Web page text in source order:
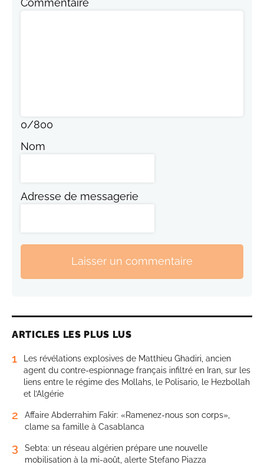
Commentaire
0/800
Nom
Adresse de messagerie
Laisser un commentaire
ARTICLES LES PLUS LUS
1
Les révélations explosives de Matthieu Ghadiri, ancien
agent du contre-espionnage français infiltré en Iran, sur les
liens entre le régime des Mollahs, le Polisario, le Hezbollah
et l’Algérie
2
Affaire Abderrahim Fakir: «Ramenez-nous son corps»,
clame sa famille à Casablanca
3
Sebta: un réseau algérien prépare une nouvelle
mobilisation à la mi-août, alerte Stefano Piazza